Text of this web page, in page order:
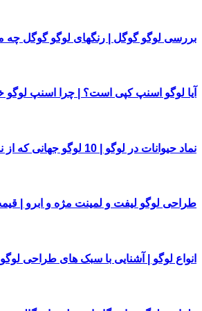
بررسی لوگو گوگل | رنگهای لوگو گوگل چه
آیا لوگو اسنپ کپی است؟ | چرا اسنپ لوگو
نماد حیوانات در لوگو | 10 لوگو جهانی که از نماد حیوان در لوگو استفاده کرده اند
طراحی لوگو لیفت و لمینت مژه و ابرو |
انواع لوگو | آشنایی با سبک های طراحی